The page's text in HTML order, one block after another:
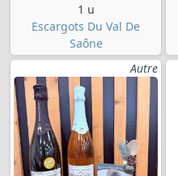
1 u
Escargots Du Val De
Saône
Autre